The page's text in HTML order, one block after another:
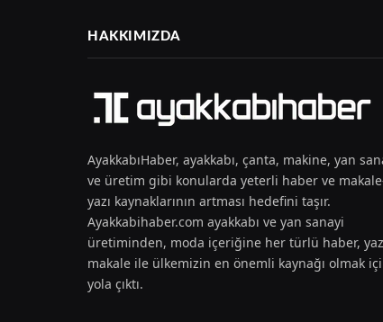
HAKKIMIZDA
AyakkabıHaber, ayakkabı, çanta, makine, yan
ve üretim gibi konularda yeterli haber ve
yazı kaynaklarının artması hedefini taşır.
Ayakkabihaber.com ayakkabı ve yan sanayi
üretiminden, moda içeriğine her türlü haber,
makale ile ülkemizin en önemli kaynağı olmak
yola çıktı.